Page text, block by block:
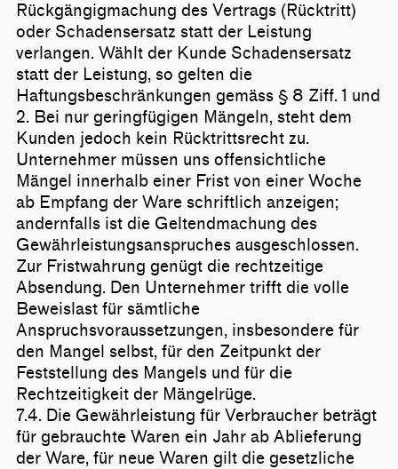
Rückgängigmachung des Vertrags (Rücktritt)
oder Schadensersatz statt der Leistung
verlangen. Wählt der Kunde Schadensersatz
statt der Leistung, so gelten die
Haftungsbeschränkungen gemäss § 8 Ziff. 1 und
2. Bei nur geringfügigen Mängeln, steht dem
Kunden jedoch kein Rücktrittsrecht zu.
Unternehmer müssen uns offensichtliche
Mängel innerhalb einer Frist von einer Woche
ab Empfang der Ware schriftlich anzeigen;
andernfalls ist die Geltendmachung des
Gewährleistungsanspruches ausgeschlossen.
Zur Fristwahrung genügt die rechtzeitige
Absendung. Den Unternehmer trifft die volle
Beweislast für sämtliche
Anspruchsvoraussetzungen, insbesondere für
den Mangel selbst, für den Zeitpunkt der
Feststellung des Mangels und für die
Rechtzeitigkeit der Mängelrüge.
7.4. Die Gewährleistung für Verbraucher beträgt
für gebrauchte Waren ein Jahr ab Ablieferung
der Ware, für neue Waren gilt die gesetzliche